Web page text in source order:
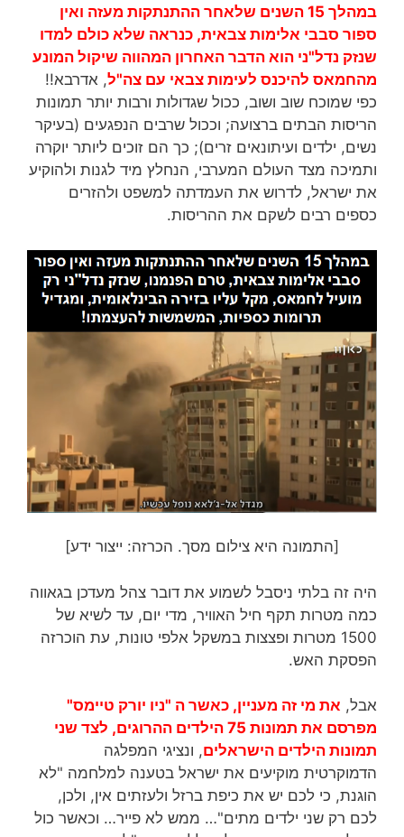
במהלך 15 השנים שלאחר ההתנתקות מעזה ואין
ספור סבבי אלימות צבאית, כנראה שלא כולם למדו
שנזק נדל"ני הוא הדבר האחרון המהווה שיקול המונע
מהחמאס להיכנס לעימות צבאי עם צה"ל, אדרבא!!
כפי שמוכח שוב ושוב, ככול שגדולות ורבות יותר תמונות
הריסות הבתים ברצועה; וככול שרבים הנפגעים (בעיקר
נשים, ילדים ועיתונאים זרים); כך הם זוכים ליותר יוקרה
ותמיכה מצד העולם המערבי, הנחלץ מיד לגנות ולהוקיע
את ישראל, לדרוש את העמדתה למשפט ולהזרים
כספים רבים לשקם את ההריסות.
[התמונה היא צילום מסך. הכרזה: ייצור ידע]
היה זה בלתי ניסבל לשמוע את דובר צהל מעדכן בגאווה
כמה מטרות תקף חיל האוויר, מדי יום, עד לשיא של
1500 מטרות ופצצות במשקל אלפי טונות, עת הוכרזה
הפסקת האש.
אבל, את מי זה מעניין, כאשר ה "ניו יורק טיימס"
מפרסם את תמונות 75 הילדים ההרוגים, לצד שני
תמונות הילדים הישראלים, ונציגי המפלגה
הדמוקרטית מוקיעים את ישראל בטענה למלחמה "לא
הוגנת, כי לכם יש את כיפת ברזל ולעזתים אין, ולכן,
לכם רק שני ילדים מתים"… ממש לא פייר… וכאשר כול